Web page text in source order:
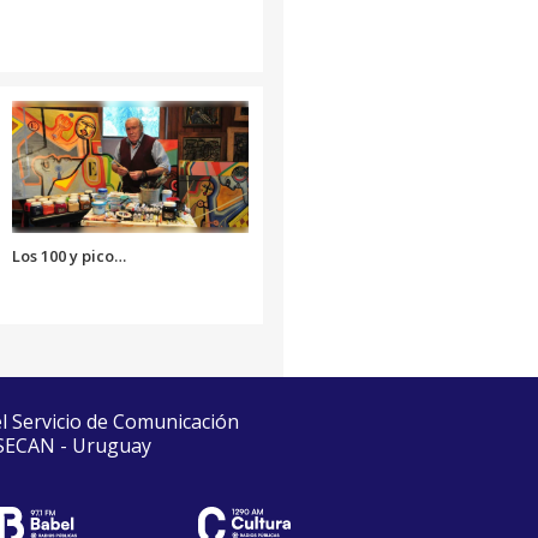
Los 100 y pico…
de Comunicación
- Uruguay